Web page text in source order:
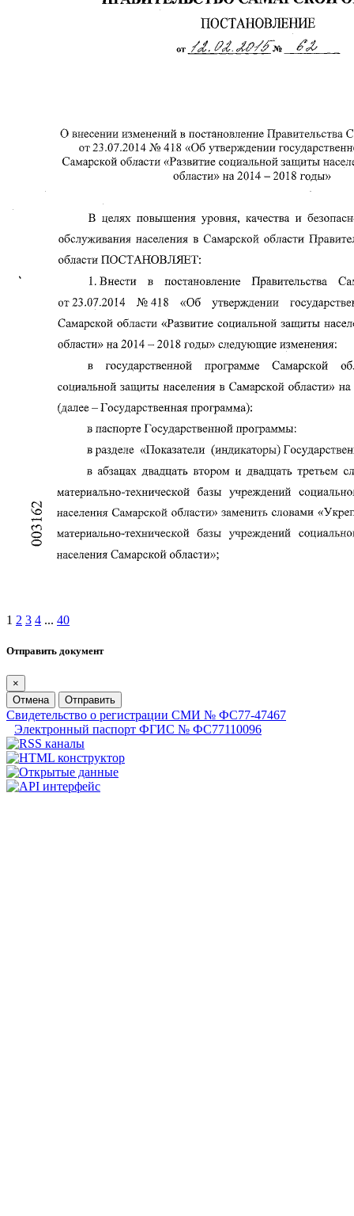
1 2 3 4 ... 40
Отправить документ
×
Отмена
Отправить
Свидетельство о регистрации СМИ № ФС77-47467
Электронный паспорт ФГИС № ФС77110096